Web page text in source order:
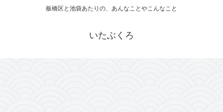
板橋区と池袋あたりの、あんなことやこんなこと
いたぶくろ